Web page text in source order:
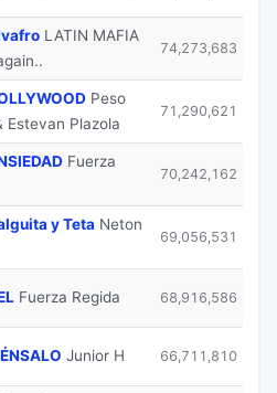
LATIN MAFIA
74,273,683
Peso
Estevan Plazola
71,290,621
Fuerza
70,242,162
y Teta Neton
69,056,531
Fuerza Regida 68,916,586
Junior H 66,711,810